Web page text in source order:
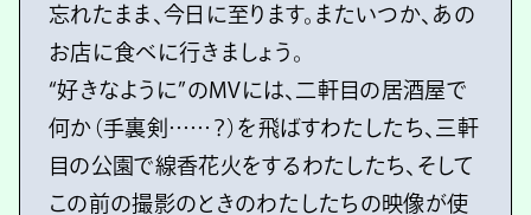
忘れたまま、今日に至ります。またいつか、あの
お店に食べに行きましょう。
“好きなように”のMVには、二軒目の居酒屋で
何か（手裏剣……？）を飛ばすわたしたち、三軒
目の公園で線香花火をするわたしたち、そして
この前の撮影のときのわたしたちの映像が使